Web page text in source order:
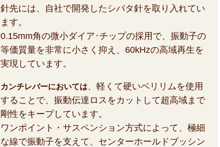
針先には、自社で開発したシバタ針を取り入れてい
ます。
0.15mm角の微小ダイア･チップの採用で、振動子の
等価質量を非常に小さく抑え、60kHzの高域再生を
実現しています。
カンチレバーにおいては、軽くて硬いベリリムを使用
することで、振動伝達ロスをカットして超高域まで
剛性をキープしています。
ワンポイント・サスペンション方式によって、極細
な線で振動子を支えて、センターホールドブッシン